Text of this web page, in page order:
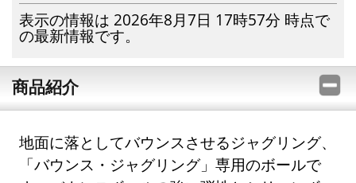
表示の情報は 2026年8月7日 17時57分 時点で
の最新情報です。
商品紹介
地面に落としてバウンスさせるジャグリング、
「バウンス・ジャグリング」専用のボールで